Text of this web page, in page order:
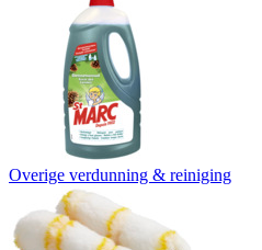
Overige verdunning & reiniging